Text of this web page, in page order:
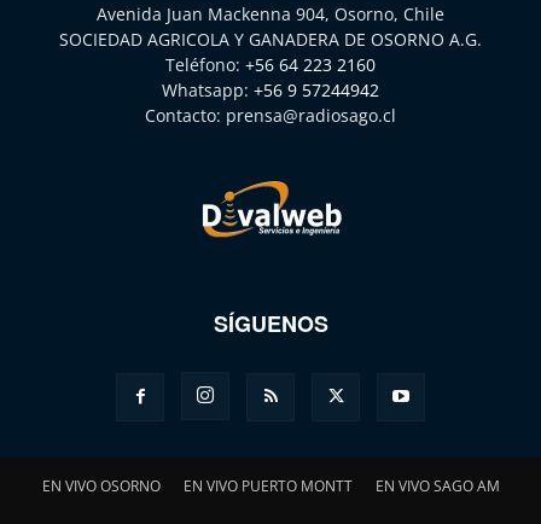
Avenida Juan Mackenna 904, Osorno, Chile
SOCIEDAD AGRICOLA Y GANADERA DE OSORNO A.G.
Teléfono: +56 64 223 2160
Whatsapp: +56 9 57244942
Contacto: prensa@radiosago.cl
SÍGUENOS
EN VIVO OSORNO EN VIVO PUERTO MONTT EN VIVO SAGO AM